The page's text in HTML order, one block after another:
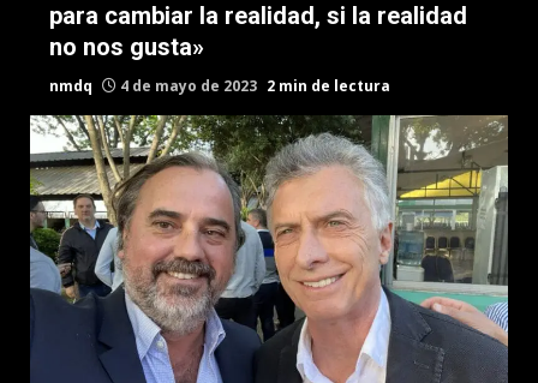
para cambiar la realidad, si la realidad
no nos gusta»
nmdq 4 de mayo de 2023 2 min de lectura